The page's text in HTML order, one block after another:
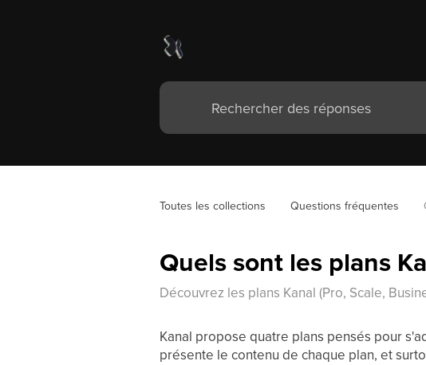
Toutes les collections Questions fréquentes
Quels sont les plans
Découvrez les plans Kanal (Pro, Scale,
Kanal propose quatre plans pensés pour
présente le contenu de chaque plan, et